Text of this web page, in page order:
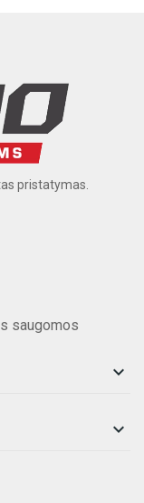
pristatymas.
saugomos

